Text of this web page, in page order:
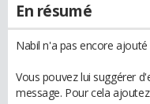
En résumé
Nabil n'a pas encore
Vous pouvez lui suggérer
message. Pour cela